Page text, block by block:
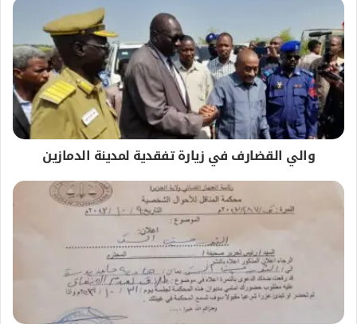
والي القضارف في زيارة تفقدية لمدينة الدمازين